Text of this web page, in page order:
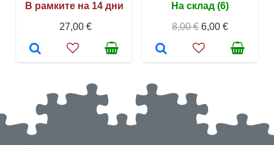
В рамките на 14 дни
27,00 €
На склад (6)
8,00 € 6,00 €